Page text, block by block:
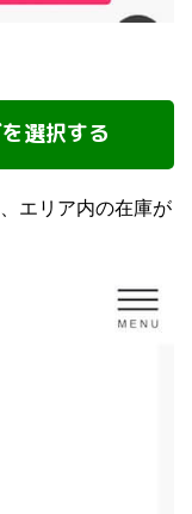
選択する
エリア内の在庫が